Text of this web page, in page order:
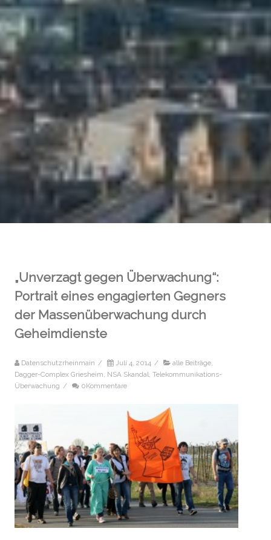
„Unverzagt gegen Überwachung“:
Portrait eines engagierten Gegners
der Massenüberwachung durch
Geheimdienste
Datenschutzrheinmain / Juli 4, 2014 / alle Beiträge,
Dagger-Complex Griesheim, NSA Skandal, Telekommunikations-
Überwachung / 0Kommentare